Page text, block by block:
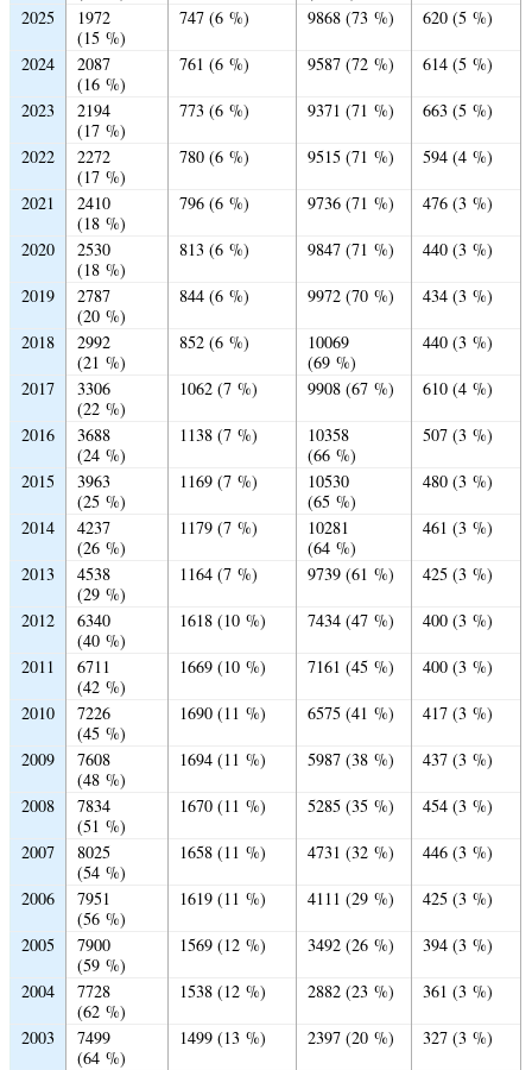
2025
1972
(15 %)
747 (6 %) 9868 (73 %) 620 (5 %)
2024
2087
(16 %)
761 (6 %) 9587 (72 %) 614 (5 %)
2023
2194
(17 %)
773 (6 %) 9371 (71 %) 663 (5 %)
2022
2272
(17 %)
780 (6 %) 9515 (71 %) 594 (4 %)
2021
2410
(18 %)
796 (6 %) 9736 (71 %) 476 (3 %)
2020
2530
(18 %)
813 (6 %) 9847 (71 %) 440 (3 %)
2019
2787
(20 %)
844 (6 %) 9972 (70 %) 434 (3 %)
2018
2992
(21 %)
852 (6 %)
10069
(69 %)
440 (3 %)
2017
3306
(22 %)
1062 (7 %) 9908 (67 %) 610 (4 %)
2016
3688
(24 %)
1138 (7 %)
10358
(66 %)
507 (3 %)
2015
3963
(25 %)
1169 (7 %)
10530
(65 %)
480 (3 %)
2014
4237
(26 %)
1179 (7 %)
10281
(64 %)
461 (3 %)
2013
4538
(29 %)
1164 (7 %) 9739 (61 %) 425 (3 %)
2012
6340
(40 %)
1618 (10 %) 7434 (47 %) 400 (3 %)
2011
6711
(42 %)
1669 (10 %) 7161 (45 %) 400 (3 %)
2010
7226
(45 %)
1690 (11 %) 6575 (41 %) 417 (3 %)
2009
7608
(48 %)
1694 (11 %) 5987 (38 %) 437 (3 %)
2008
7834
(51 %)
1670 (11 %) 5285 (35 %) 454 (3 %)
2007
8025
(54 %)
1658 (11 %) 4731 (32 %) 446 (3 %)
2006
7951
(56 %)
1619 (11 %) 4111 (29 %) 425 (3 %)
2005
7900
(59 %)
1569 (12 %) 3492 (26 %) 394 (3 %)
2004
7728
(62 %)
1538 (12 %) 2882 (23 %) 361 (3 %)
2003
7499
(64 %)
1499 (13 %) 2397 (20 %) 327 (3 %)